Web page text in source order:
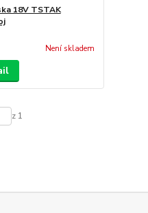
18V TSTAK
Není skladem
z 1